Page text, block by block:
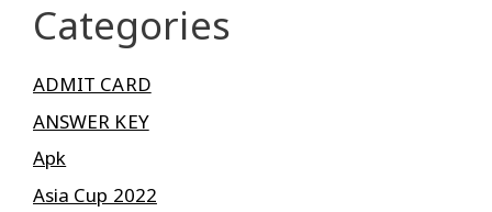
Categories
ADMIT CARD
ANSWER KEY
Apk
Asia Cup 2022